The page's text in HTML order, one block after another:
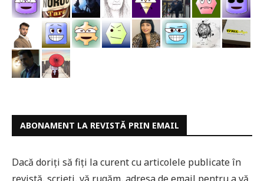
ABONAMENT LA REVISTĂ PRIN EMAIL
Dacă doriți să fiți la curent cu articolele publicate în